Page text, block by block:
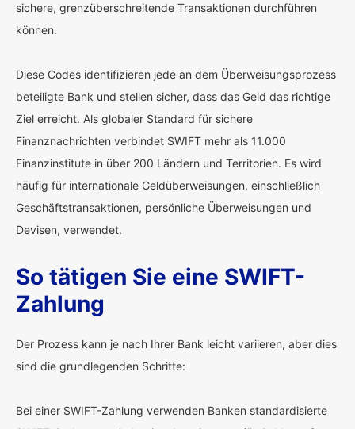
sichere, grenzüberschreitende Transaktionen durchführen
können.
Diese Codes identifizieren jede an dem Überweisungsprozess
beteiligte Bank und stellen sicher, dass das Geld das richtige
Ziel erreicht. Als globaler Standard für sichere
Finanznachrichten verbindet SWIFT mehr als 11.000
Finanzinstitute in über 200 Ländern und Territorien. Es wird
häufig für internationale Geldüberweisungen, einschließlich
Geschäftstransaktionen, persönliche Überweisungen und
Devisen, verwendet.
So tätigen Sie eine SWIFT-
Zahlung
Der Prozess kann je nach Ihrer Bank leicht variieren, aber dies
sind die grundlegenden Schritte:
Bei einer SWIFT-Zahlung verwenden Banken standardisierte